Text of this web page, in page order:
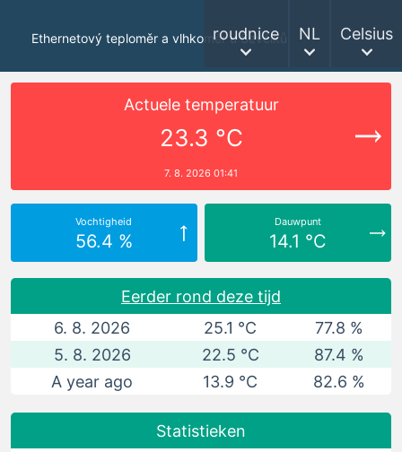
Ethernetový teploměr a vlhkoměr u Ševčíků
roudnice NL Celsius
Actuele temperatuur
23.3 °C
7. 8. 2026 01:41
Vochtigheid
56.4 %
Dauwpunt
14.1 °C
Eerder rond deze tijd
6. 8. 2026
25.1 °C
77.8 %
5. 8. 2026
22.5 °C
87.4 %
A year ago
13.9 °C 82.6 %
Statistieken